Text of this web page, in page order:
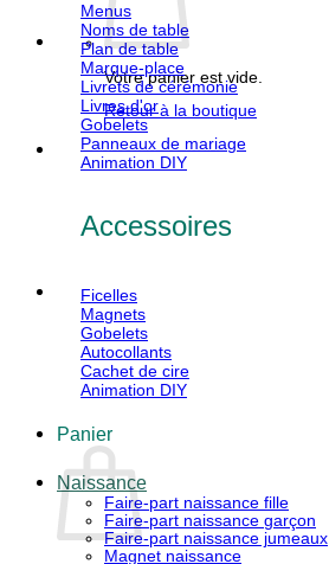
Votre panier est vide.
Retour à la boutique
Panier
Menus
Noms de table
Plan de table
Marque-place
Livrets de cérémonie
Livres d'or
Gobelets
Panneaux de mariage
Animation DIY
Accessoires
Ficelles
Magnets
Gobelets
Autocollants
Cachet de cire
Animation DIY
Naissance
Faire-part naissance fille
Faire-part naissance garçon
Faire-part naissance jumeaux
Magnet naissance